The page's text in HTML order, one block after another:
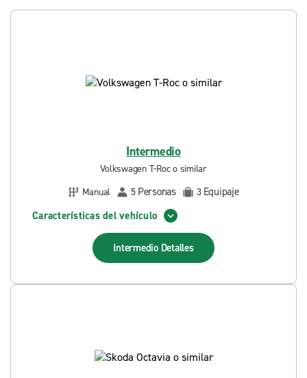
Intermedio
Volkswagen T-Roc o similar
Manual
5 Personas 3 Equipaje
Características del vehículo
Intermedio Detalles